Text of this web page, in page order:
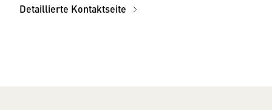
Detaillierte Kontaktseite